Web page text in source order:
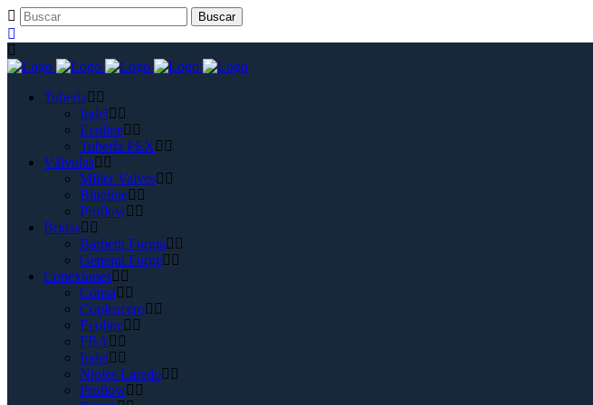
Tubería
Indel
Ecoline
Tubería PEX
Válvulas
Miller Valves
Blueline
Proflow
Bridas
Barbetti Forgia
General Forge
Conexiones
Consa
Copleacero
Ecoline
FBA
Indel
Niples Laredo
Proflow